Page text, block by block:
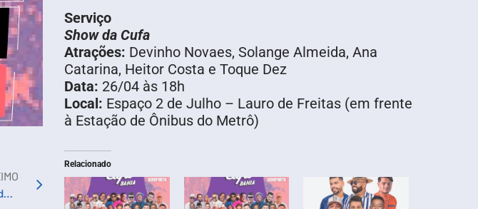
Farsas & Sofrências – Duas Comédias de Martins Pena
Serviço
Show da Cufa
Atrações: Devinho Novaes, Solange Almeida, Ana
Catarina, Heitor Costa e Toque Dez
Data: 26/04 às 18h
Local: Espaço 2 de Julho – Lauro de Freitas (em frente
à Estação de Ônibus do Metrô)
Relacionado